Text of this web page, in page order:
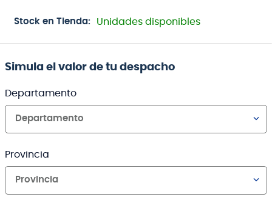
Stock en Tienda: Unidades disponibles
Simula el valor de tu despacho
Departamento
Departamento
Provincia
Provincia